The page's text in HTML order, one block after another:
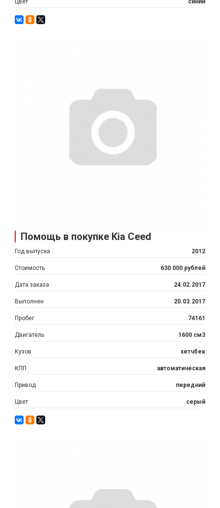
Цвет синий
Помощь в покупке Kia Ceed
Год выпуска 2012
Стоимость 630 000 рублей
Дата заказа 24.02.2017
Выполнен 20.03.2017
Пробег 74161
Двигатель 1600 см3
Кузов хетчбек
КПП автоматическая
Привод передний
Цвет серый